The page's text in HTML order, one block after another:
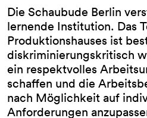
Die Schaubude Berlin
lernende Institution. Das
Produktionshauses ist
diskriminierungskritisch
ein respektvolles
schaffen und die
nach Möglichkeit auf
Anforderungen